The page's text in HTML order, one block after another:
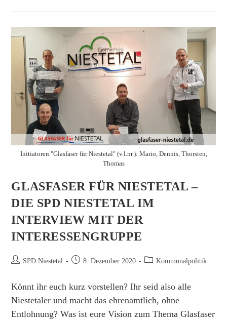
Uns
Vorgestellt!
Initiatoren "Glasfaser für Niestetal" (v.l.nr.): Mario, Dennis, Thorsten,
Thomas
GLASFASER FÜR NIESTETAL –
DIE SPD NIESTETAL IM
INTERVIEW MIT DER
INTERESSENGRUPPE
Beitrags-SPD Niestetal
Beitrag8. Dezember 2020
Beitrags-
Kommunalpolitik
Könnt ihr euch kurz vorstellen? Ihr seid also alle
Niestetaler und macht das ehrenamtlich, ohne
Entlohnung? Was ist eure Vision zum Thema Glasfaser